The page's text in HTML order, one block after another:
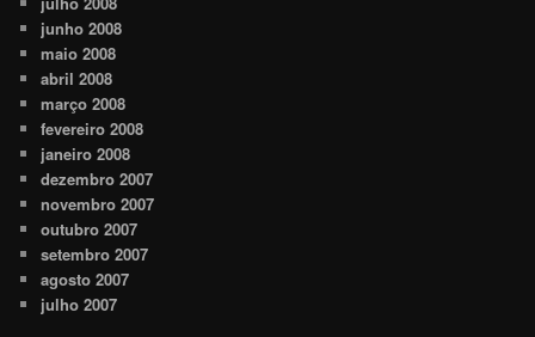
junho 2008
maio 2008
abril 2008
março 2008
fevereiro 2008
janeiro 2008
dezembro 2007
novembro 2007
outubro 2007
setembro 2007
agosto 2007
julho 2007